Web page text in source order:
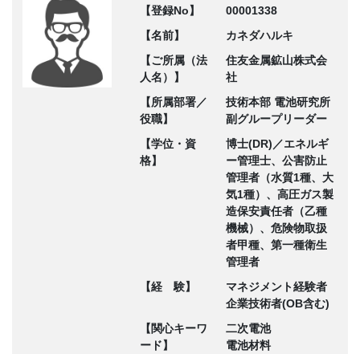
【登録No】
00001338
【名前】
カネダハルキ
【ご所属（法
人名）】
住友金属鉱山株式会
社
【所属部署／
役職】
技術本部 電池研究所
副グループリーダー
【学位・資
格】
博士(DR)／エネルギ
ー管理士、公害防止
管理者（水質1種、大
気1種）、高圧ガス製
造保安責任者（乙種
機械）、危険物取扱
者甲種、第一種衛生
管理者
【経 験】
マネジメント経験者
企業技術者(OB含む)
【関心キーワ
ード】
二次電池
電池材料